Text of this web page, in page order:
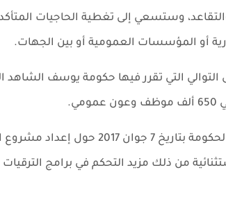
وستسعي إلى تغطية الحاجيات
أو المؤسسات العمومية أو بين الجهات.
الثانية على التوالي التي تقرر فيها حكومة يوسف
وأكد المنشور الصادر عن رئيس الحكومة
من ذلك مزيد التحكم في برامج